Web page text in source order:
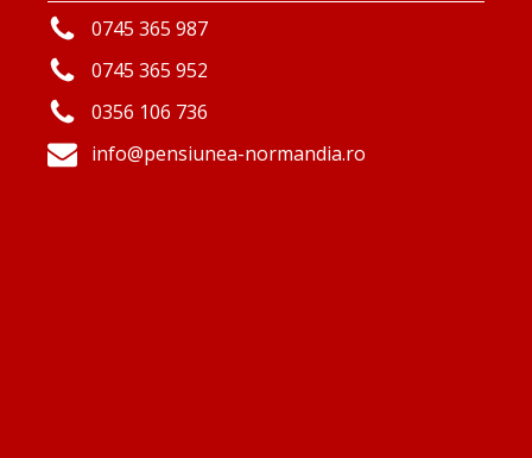
0745 365 987
0745 365 952
0356 106 736
info@pensiunea-normandia.ro